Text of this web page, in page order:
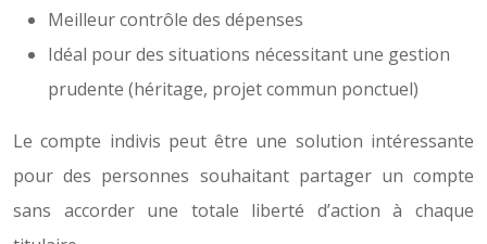
Meilleur contrôle des dépenses
Idéal pour des situations nécessitant une gestion
prudente (héritage, projet commun ponctuel)
Le compte indivis peut être une solution intéressante
pour des personnes souhaitant partager un compte
sans accorder une totale liberté d’action à chaque